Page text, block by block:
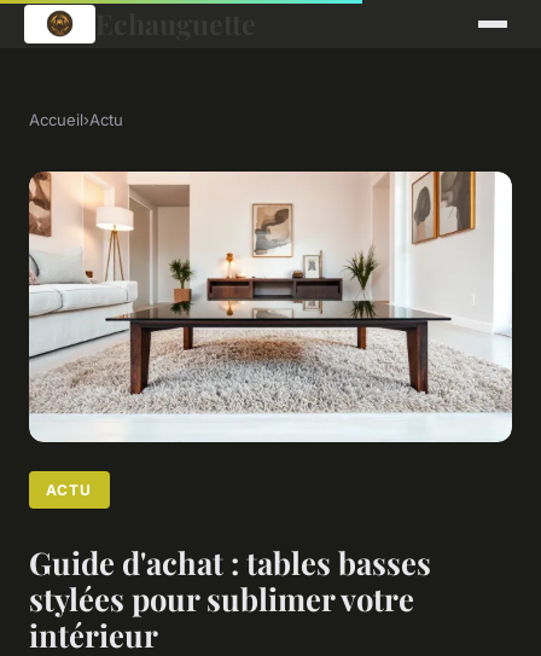
Accueil›Actu
ACTU
Guide d'achat : tables basses
stylées pour sublimer votre
intérieur